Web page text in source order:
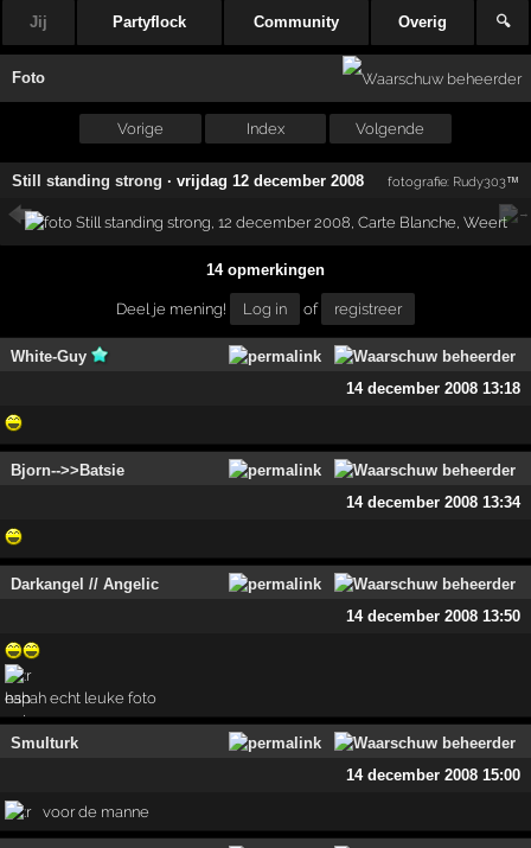
Jij Partyflock Community Overig 🔍
Foto
Vorige Index Volgende
Still standing strong ·vrijdag 12 december 2008 fotografie: Rudy303™
14 opmerkingen
Deel je mening! Log in of registreer
White-Guy
14 december 2008 13:18
Bjorn-->>Batsie
14 december 2008 13:34
Darkangel // Angelic
14 december 2008 13:50
hahah echt leuke foto
Smulturk
14 december 2008 15:00
voor de manne